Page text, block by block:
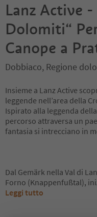
Lanz Active
Dolomiti“
Canope a
Dobbiaco, Regione
Insieme a Lanz Active
leggende nell’area della
Ispirato alla leggenda
percorso attraversa un
fantasia si intrecciano in
Dal Gemärk nella Val di
Forno (Knappenfußtal),
Leggi tutto